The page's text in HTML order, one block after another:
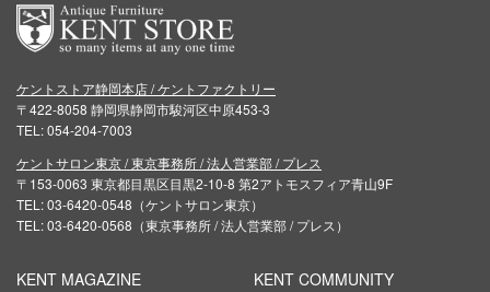
ケントストア静岡本店 / ケントファクトリー
〒422-8058 静岡県静岡市駿河区中原453-3
TEL: 054-204-7003
ケントサロン東京 / 東京事務所 / 法人営業部 / プレス
〒153-0063 東京都目黒区目黒2-10-8 第2アトモスフィア青山9F
TEL: 03-6420-0548（ケントサロン東京）
TEL: 03-6420-0568（東京事務所 / 法人営業部 / プレス）
KENT MAGAZINE KENT COMMUNITY